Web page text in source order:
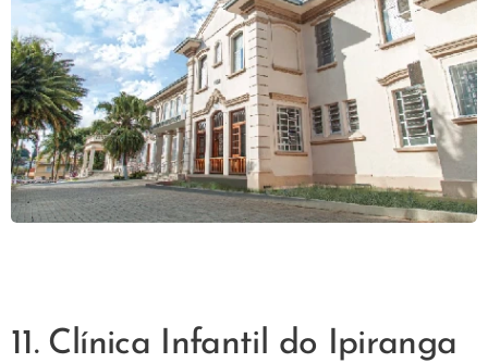
11. Clínica Infantil do Ipiranga